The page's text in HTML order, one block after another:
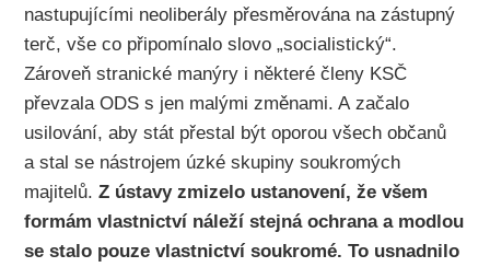
nastupujícími neoliberály přesměrována na zástupný
terč, vše co připomínalo slovo „socialistický“.
Zároveň stranické manýry i některé členy KSČ
převzala ODS s jen malými změnami. A začalo
usilování, aby stát přestal být oporou všech občanů
a stal se nástrojem úzké skupiny soukromých
majitelů.Z ústavy zmizelo ustanovení, že všem
formám vlastnictví náleží stejná ochrana a modlou
se stalo pouze vlastnictví soukromé. To usnadnilo